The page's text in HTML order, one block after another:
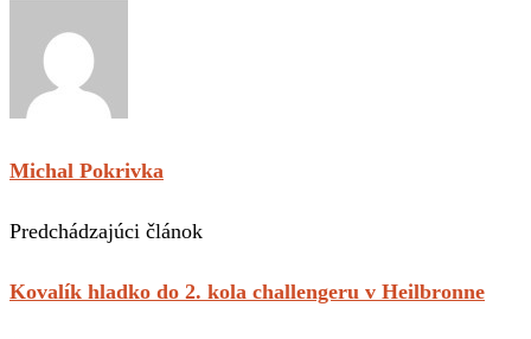
Michal Pokrivka
Predchádzajúci článok
Kovalík hladko do 2. kola challengeru v Heilbronne